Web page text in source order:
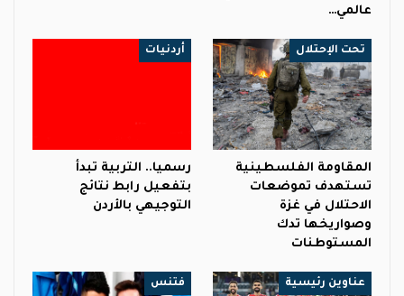
عالمي…
تحت الإحتلال
المقاومة الفلسطينية
تستهدف تموضعات
الاحتلال في غزة
وصواريخها تدك
المستوطنات
أردنيات
رسميا.. التربية تبدأ
بتفعيل رابط نتائج
التوجيهي بالأردن
عناوين رئيسية فتنس